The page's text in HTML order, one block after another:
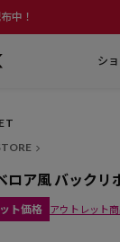
中！
シ
ロア風 バックリ
ト価格 アウトレット